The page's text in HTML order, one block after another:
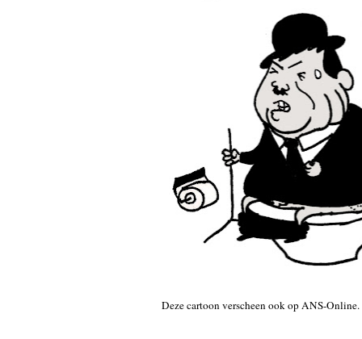
Deze cartoon verscheen ook opANS-Online.